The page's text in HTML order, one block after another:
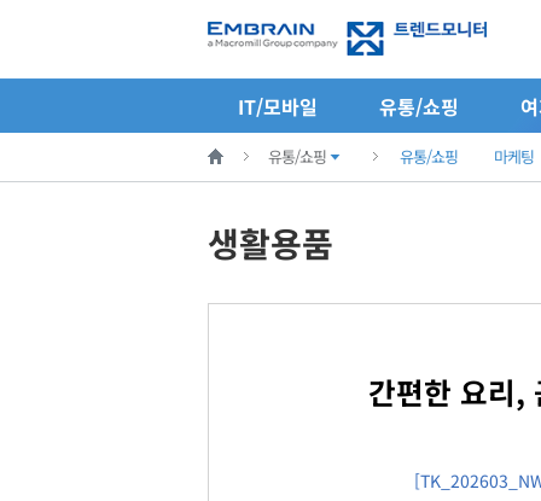
IT/모바일 유통/쇼핑
유통/쇼핑 유통/쇼핑 마케팅
생활용품
간편한 요리,